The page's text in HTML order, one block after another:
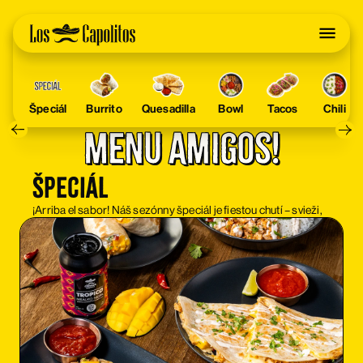
Špeciál Burrito Quesadilla Bowl Tacos Chili
Menu Amigos!
Špeciál
¡Arriba el sabor! Náš sezónny špeciál je fiestou chutí – svieži,
nápaditý a s prekvapením v každom súste. Nebojíme sa
experimentovať – či už ide o pikantný twist, nečakanú ovocnú
salsu alebo streetfoodovú klasiku v novom šate. Ochutnaj,
kým nezmizne!